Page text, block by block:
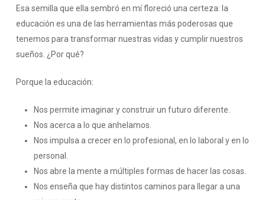
Esa semilla que ella sembró en mí floreció una certeza: la
educación es una de las herramientas más poderosas que
tenemos para transformar nuestras vidas y cumplir nuestros
sueños. ¿Por qué?
Porque la educación:
Nos permite imaginar y construir un futuro diferente.
Nos acerca a lo que anhelamos.
Nos impulsa a crecer en lo profesional, en lo laboral y en lo
personal.
Nos abre la mente a múltiples formas de hacer las cosas.
Nos enseña que hay distintos caminos para llegar a una